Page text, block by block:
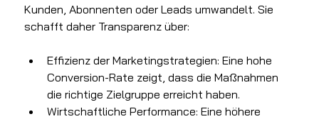
Kunden, Abonnenten oder Leads umwandelt. Sie
schafft daher Transparenz über:
Effizienz der Marketingstrategien: Eine hohe
Conversion-Rate zeigt, dass die Maßnahmen
die richtige Zielgruppe erreicht haben.
Wirtschaftliche Performance: Eine höhere